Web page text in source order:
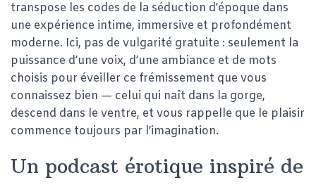
transpose les codes de la séduction d’époque dans
une expérience intime, immersive et profondément
moderne. Ici, pas de vulgarité gratuite : seulement la
puissance d’une voix, d’une ambiance et de mots
choisis pour éveiller ce frémissement que vous
connaissez bien — celui qui naît dans la gorge,
descend dans le ventre, et vous rappelle que le plaisir
commence toujours par l’imagination.
Un podcast érotique inspiré de